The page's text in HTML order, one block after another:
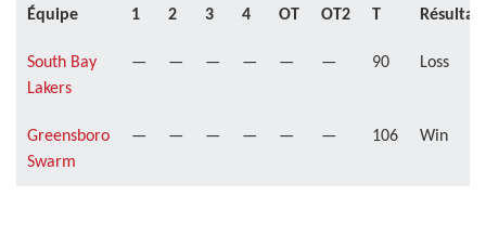
Équipe 1 2 3 4 OT OT2 T Résultat
South Bay
Lakers
— — — — — — 90 Loss
Greensboro
Swarm
— — — — — — 106 Win